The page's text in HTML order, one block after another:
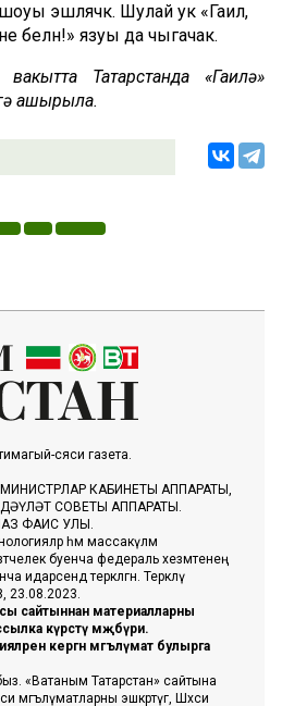
эшләячәк. Шулай ук «Гаилә,
белән!» язуы да чыгачак.
вакытта Татарстанда «Гаилә»
ашырыла.
сәяси газета.
КАБИНЕТЫ АППАРАТЫ,
СОВЕТЫ АППАРАТЫ.
ФАИС УЛЫ.
һәм массакүләм
буенча федераль хезмәтенең
теркәлгән. Теркәлү
23.08.2023.
сайтыннан материалларны
күрсәтү мәҗбүри.
кергән мәгълүмат булырга
«Ватаным Татарстан» сайтына
мәгълүматларны эшкәртүгә, Шәхси